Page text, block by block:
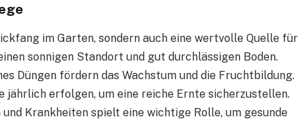
im Garten, sondern auch eine wertvolle Quelle für
sonnigen Standort und gut durchlässigen Boden.
Düngen fördern das Wachstum und die Fruchtbildung.
jährlich erfolgen, um eine reiche Ernte sicherzustellen.
Krankheiten spielt eine wichtige Rolle, um gesunde